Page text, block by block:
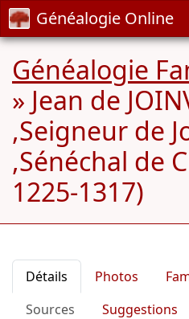
Généalogie Online
Généalogie
» Jean de
,Seigneur de
,Sénéchal de
1225-1317)
Détails Photos
Sources
Suggestions